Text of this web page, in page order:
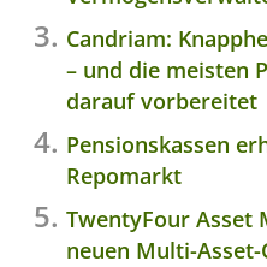
Candriam:
– und die meisten
darauf vorbereitet
Pensionskassen
Repomarkt
TwentyFour Asset
neuen Multi-